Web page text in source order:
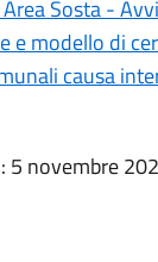
Sosta -
e modello di
causa
: 5 novembre